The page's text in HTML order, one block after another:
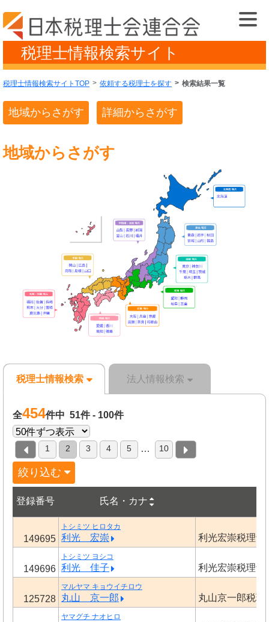
税理士情報検索サイト
税理士情報検索サイトTOP 依頼する税理士を探す 検索結果一覧
地域からさがす 詳細からさがす
地域からさがす
税理士情報検索 法人情報検索
全454件中 51件 - 100件
1 2 3 4 5 … 10
絞り込む
登録番号 氏名・カナ
149695
トシミツ ヒロタカ
利光 宏崇 利光宏崇税理士
149696
トシミツ ヨシコ
利光 佳子 利光宏崇税理士
125728
マルヤマ キョウイチロウ
丸山 京一郎 丸山京一郎税理
ヤマグチ ナオヒロ